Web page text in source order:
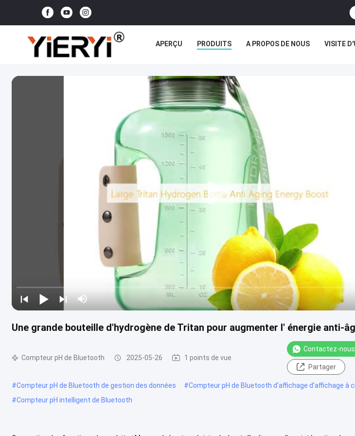
APERÇU PRODUITS A PROPOS DE NOUS VISITE
Une grande bouteille d'hydrogène de Tritan pour augmenter l' énergie anti-
Compteur pH de Bluetooth 2025-05-26 1 points de vue
Contactez-
Partager
#Compteur pH de Bluetooth de gestion des données #Compteur pH de Bluetooth d'affichage d'affichage à
#Compteur pH intelligent de Bluetooth